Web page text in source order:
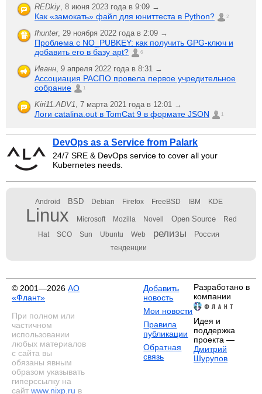
REDkiy, 8 июня 2023 года в 9:09 →
Как «замокать» файл для юниттеста в Python? 2
fhunter, 29 ноября 2022 года в 2:09 →
Проблема с NO_PUBKEY: как получить GPG-ключ и
добавить его в базу apt?
6
Иванн, 9 апреля 2022 года в 8:31 →
Ассоциация РАСПО провела первое учредительное
собрание
1
Kiri11.ADV1, 7 марта 2021 года в 12:01 →
Логи catalina.out в TomCat 9 в формате JSON 1
DevOps as a Service from Palark
24/7 SRE & DevOps service to cover all your
Kubernetes needs.
Android BSD Debian Firefox FreeBSD IBM KDE
Linux Microsoft Mozilla Novell Open Source Red
Hat SCO Sun Ubuntu Web релизы Россия
тенденции
© 2001—2026 АО
«Флант»
При полном или
частичном
использовании
любых материалов
с сайта вы
обязаны явным
образом указывать
гиперссылку на
сайт www.nixp.ru в
Добавить
новость
Мои новости
Правила
публикации
Обратная
связь
Разработано в
компании
Идея и
поддержка
проекта —
Дмитрий
Шурупов